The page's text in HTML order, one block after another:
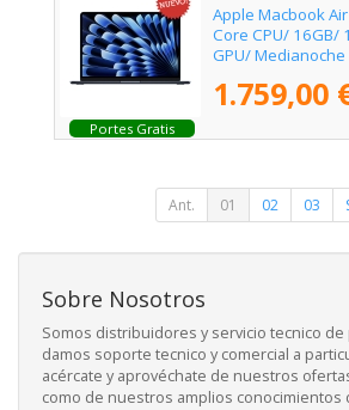
Portes Gratis
Apple Macbook
Core CPU/ 16GB/
GPU/ Medianoche
1.759,00
Ant. 01 02 03
Sobre Nosotros
Somos distribuidores y servicio tecnico
damos soporte tecnico y comercial a
acércate y aprovéchate de nuestros
como de nuestros amplios conocimientos